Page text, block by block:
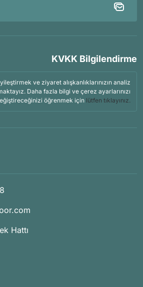
KVKK Bilgilendirme
ve ziyaret alışkanlıklarınızın analiz
Daha fazla bilgi ve çerez ayarlarınızı
öğrenmek için lütfen tıklayınız.
Hattı